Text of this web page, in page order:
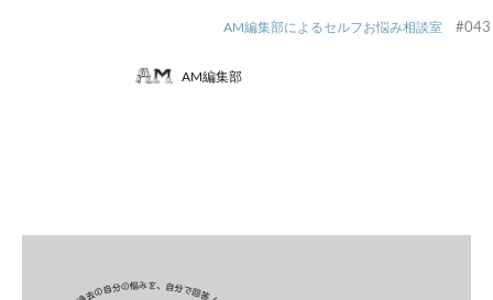
AM編集部によるセルフお悩み相談室 #043
AM編集部